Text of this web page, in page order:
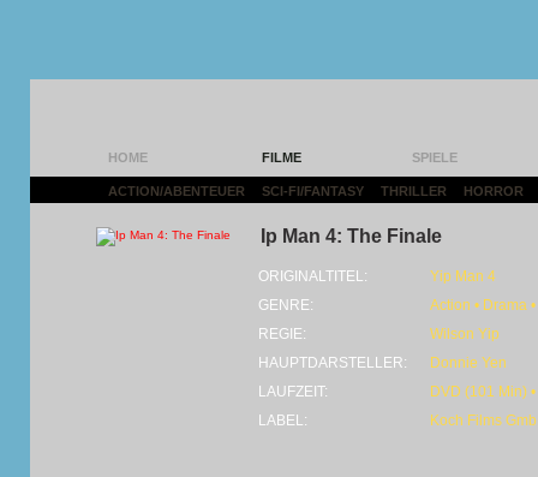
HOME FILME SPIELE
ACTION/ABENTEUER SCI-FI/FANTASY THRILLER HORROR
Ip Man 4: The Finale
ORIGINALTITEL:
Yip Man 4
GENRE:
Action • Drama
REGIE:
Wilson Yip
HAUPTDARSTELLER:
Donnie Yen
LAUFZEIT:
DVD (101 Min)
LABEL:
Koch Films